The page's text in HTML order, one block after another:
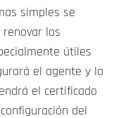
simples se
los
útiles
el agente y lo
el certificado
del